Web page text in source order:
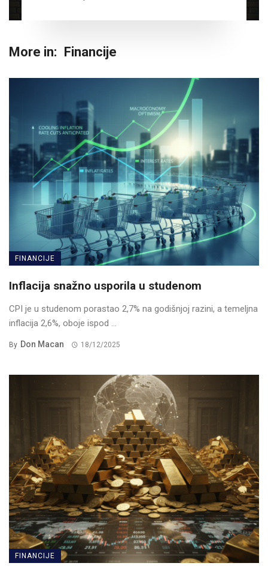
More in: Financije
FINANCIJE
Inflacija snažno usporila u studenom
CPI je u studenom porastao 2,7% na godišnjoj razini, a temeljna
inflacija 2,6%, oboje ispod ...
By Don Macan 18/12/2025
FINANCIJE